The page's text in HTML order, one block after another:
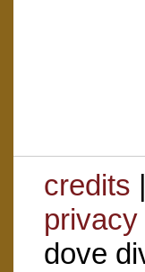
credits |
privacy
dove